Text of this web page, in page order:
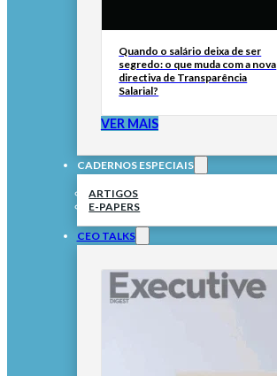
Quando o salário deixa de ser
segredo: o que muda com a nova
directiva de Transparência
Salarial?
VER MAIS
CADERNOS ESPECIAIS
ARTIGOS
E-PAPERS
CEO TALKS